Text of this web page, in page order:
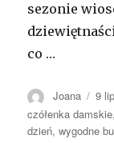
sezonie
co …
Autor
Joana 9
czółenka damskie
dzień,wygodne